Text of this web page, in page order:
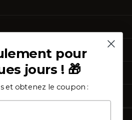
pour
jours ! 🎁
et obtenez le coupon :